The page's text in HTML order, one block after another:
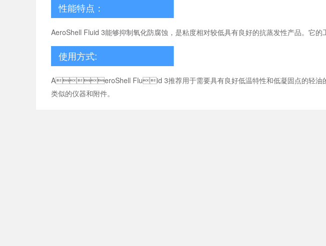
性能特点：
AeroShell Fluid 3能够抑制氧化防腐蚀，是粘度相对较低具有良好的抗蒸发性产品。它
使用方式:
AeroShell Fluid 3推荐用于需要具有良好低温特性和低凝固点的轻油的
类似的仪器和附件。